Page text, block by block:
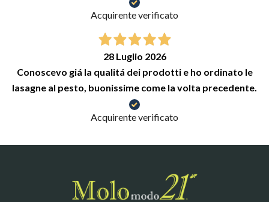
Acquirente verificato
28 Luglio 2026
Conoscevo giá la qualitá dei prodotti e ho ordinato le
lasagne al pesto, buonissime come la volta precedente.
Acquirente verificato